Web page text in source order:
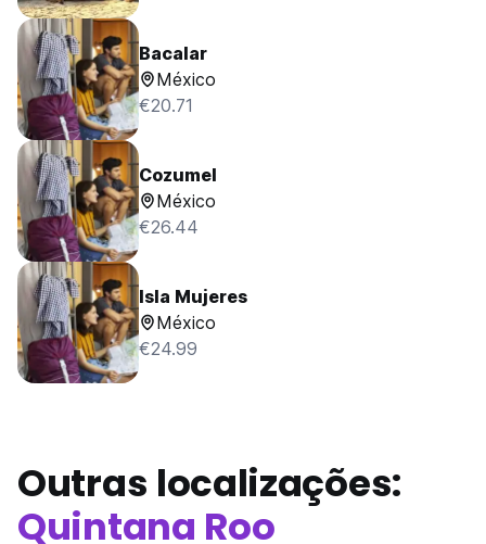
Bacalar
México
€20.71
Cozumel
México
€26.44
Isla Mujeres
México
€24.99
Outras localizações:
Quintana Roo